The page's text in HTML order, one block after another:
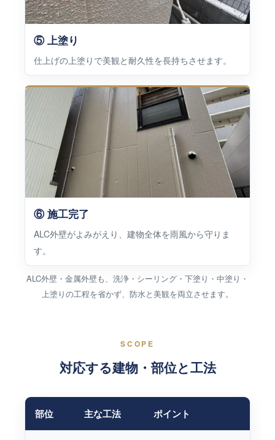
⑤ 上塗り
仕上げの上塗りで美観と耐久性を長持ちさせます。
⑥ 施工完了
ALC外壁がよみがえり、建物全体を雨風から守りま
す。
ALC外壁・金属外壁も、洗浄・シーリング・下塗り・中塗り・
上塗りの工程を省かず、防水と美観を両立させます。
SCOPE
対応する建物・部位と工法
部位 主な工法 ポイント